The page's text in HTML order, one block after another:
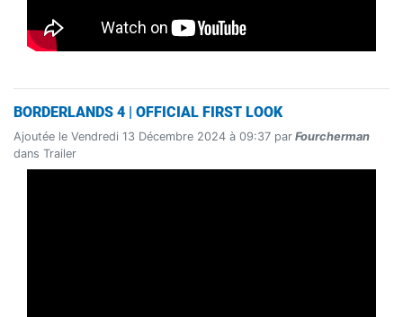
BORDERLANDS 4 | OFFICIAL FIRST LOOK
Ajoutée le Vendredi 13 Décembre 2024 à 09:37 par Fourcherman
dans Trailer